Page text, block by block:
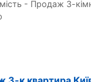
- Продаж 3-